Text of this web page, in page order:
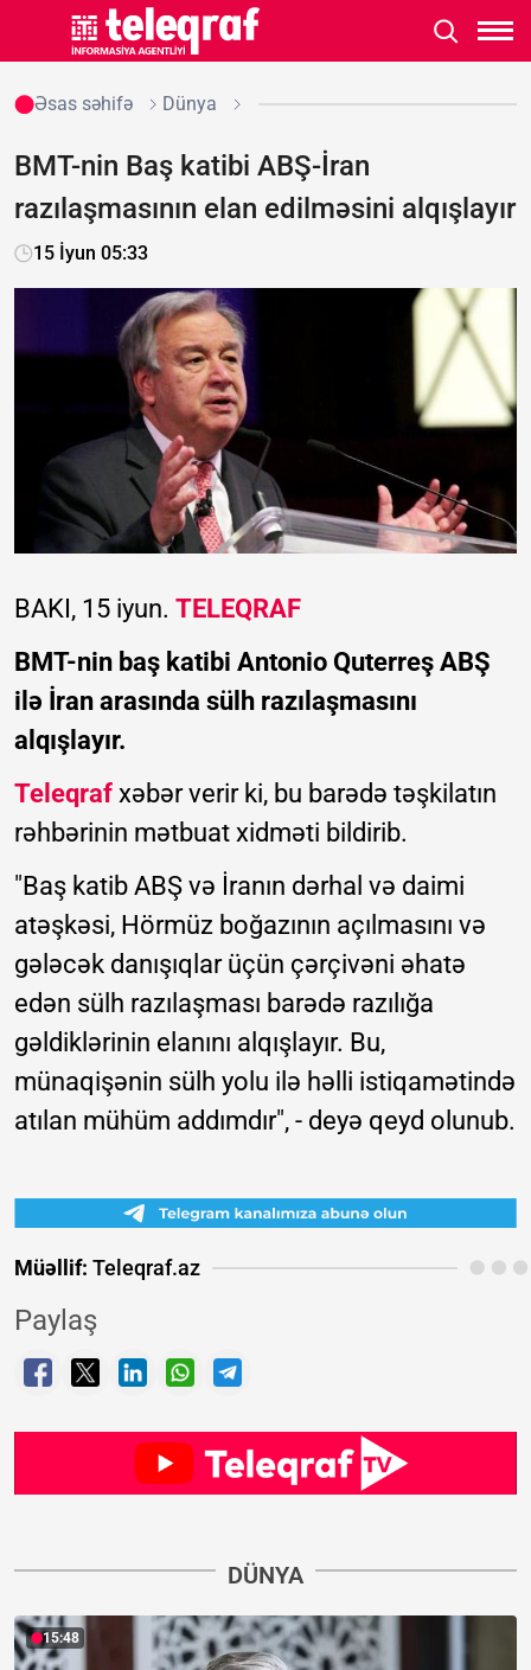
Əsas səhifə Dünya
BMT-nin Baş katibi ABŞ-İran
razılaşmasının elan edilməsini alqışlayır
15 İyun 05:33
BAKI, 15 iyun. TELEQRAF
BMT-nin baş katibi Antonio Quterreş ABŞ
ilə İran arasında sülh razılaşmasını
alqışlayır.
Teleqraf xəbər verir ki, bu barədə təşkilatın
rəhbərinin mətbuat xidməti bildirib.
"Baş katib ABŞ və İranın dərhal və daimi
atəşkəsi, Hörmüz boğazının açılmasını və
gələcək danışıqlar üçün çərçivəni əhatə
edən sülh razılaşması barədə razılığa
gəldiklərinin elanını alqışlayır. Bu,
münaqişənin sülh yolu ilə həlli istiqamətində
atılan mühüm addımdır", - deyə qeyd olunub.
Müəllif: Teleqraf.az
Paylaş
DÜNYA
15:48